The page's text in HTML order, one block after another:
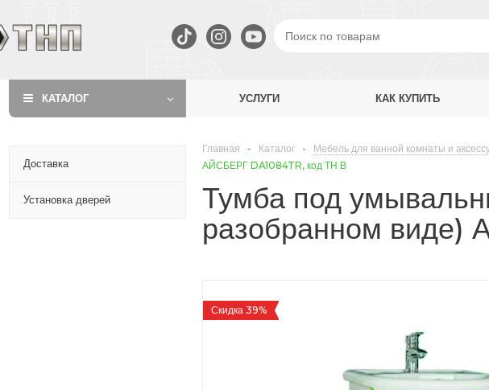
КАТАЛОГ УСЛУГИ КАК КУПИТЬ
Доставка
Установка дверей
Главная - Каталог - Мебель для ванной комнаты и
АЙСБЕРГ DA1084TR, код ТН В
Тумба под
разобранном
Скидка 39%